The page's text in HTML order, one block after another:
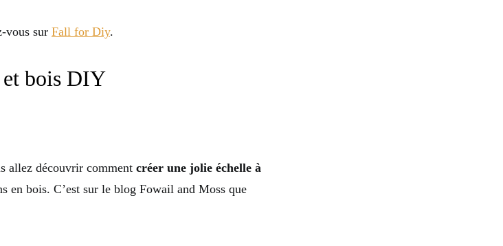
vous sur Fall for Diy.
et bois DIY
allez découvrir comment créer une jolie échelle à
en bois. C’est sur le blog Fowail and Moss que